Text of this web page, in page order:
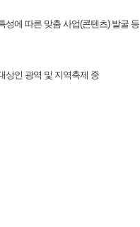
성에 따른 맞춤 사업(콘텐츠) 발굴 등
상인 광역 및 지역축제 중